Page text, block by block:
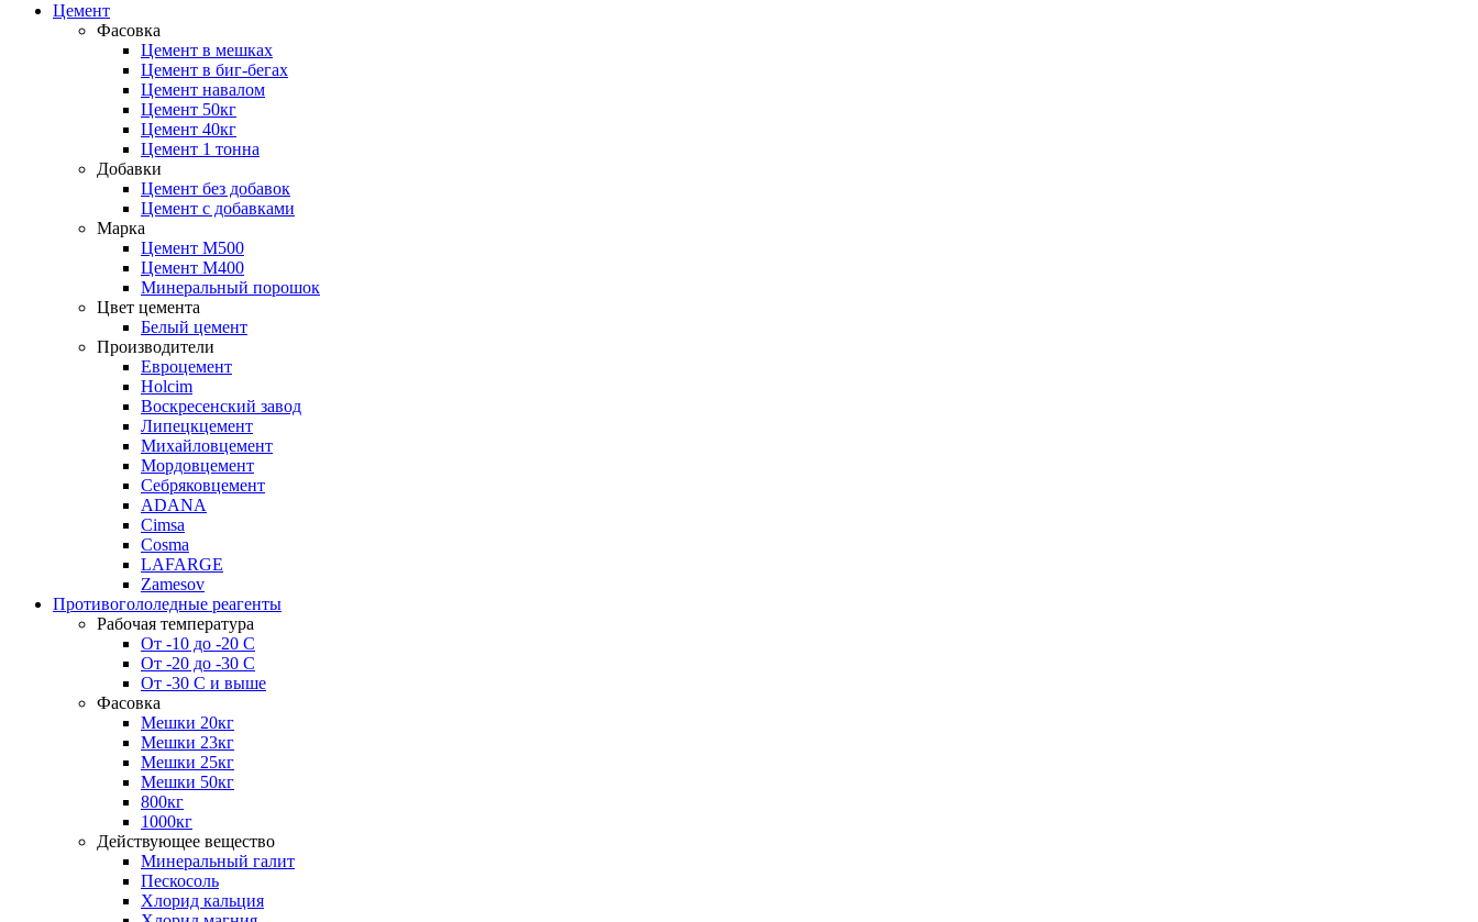
Цемент
Фасовка
Цемент в мешках
Цемент в биг-бегах
Цемент навалом
Цемент 50кг
Цемент 40кг
Цемент 1 тонна
Добавки
Цемент без добавок
Цемент с добавками
Марка
Цемент М500
Цемент М400
Минеральный порошок
Цвет цемента
Белый цемент
Производители
Евроцемент
Holcim
Воскресенский завод
Липецкцемент
Михайловцемент
Мордовцемент
Себряковцемент
ADANA
Cimsa
Cosma
LAFARGE
Zamesov
Противогололедные реагенты
Рабочая температура
От -10 до -20 С
От -20 до -30 С
От -30 С и выше
Фасовка
Мешки 20кг
Мешки 23кг
Мешки 25кг
Мешки 50кг
800кг
1000кг
Действующее вещество
Минеральный галит
Пескосоль
Хлорид кальция